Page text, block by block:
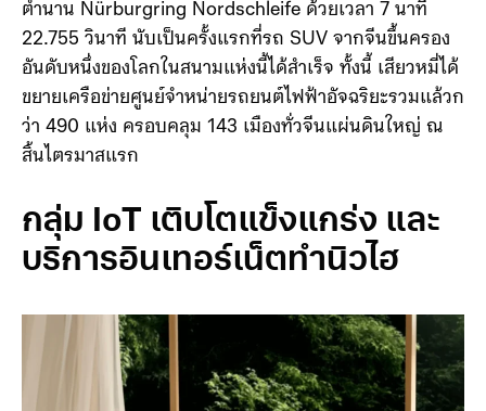
คาร์ SUV สำหรับการเดินทางไกล ไปสร้างสถิติทำเวลาต่อ
รอบได้เร็วที่สุดในโลกสำหรับรถ SUV ณ สนามระดับ
ตำนาน Nürburgring Nordschleife ด้วยเวลา 7 นาที
22.755 วินาที นับเป็นครั้งแรกที่รถ SUV จากจีนขึ้นครอง
อันดับหนึ่งของโลกในสนามแห่งนี้ได้สำเร็จทั้งนี้ เสียวหมี่ได้
ขยายเครือข่ายศูนย์จำหน่ายรถยนต์ไฟฟ้าอัจฉริยะรวมแล้วก
สิ้นไตรมาสแรก
กลุ่ม IoT เติบโตแข็งแกร่ง และ
บริการอินเทอร์เน็ตทำนิวไฮ